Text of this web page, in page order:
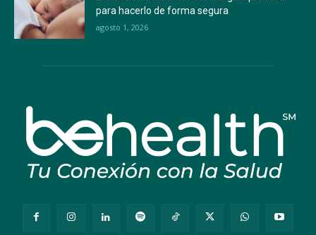
para hacerlo de forma segura
agosto 1, 2026